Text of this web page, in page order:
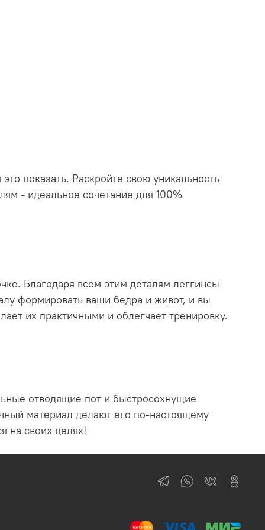
показать. Раскройте свою уникальность
- идеальное сочетание для 100%
Благодаря всем этим деталям леггинсы
формировать ваши бедра и живот, и вы
их практичными и облегчает тренировку.
отводящие пот и быстросохнущие
материал делают его по-настоящему
на своих целях!